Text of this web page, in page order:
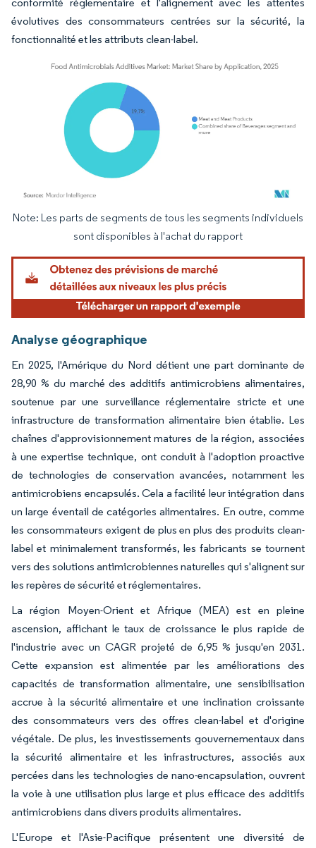
évolutives des consommateurs centrées sur la sécurité, la
fonctionnalité et les attributs clean-label.
Image © Mordor Intelligence. La réutilisation nécessite une attribution sous CC BY
Note: Les parts de segments de tous les segments individuels
sont disponibles à l'achat du rapport
Analyse géographique
En 2025, l'Amérique du Nord détient une part dominante de
28,90 % du marché des additifs antimicrobiens alimentaires,
soutenue par une surveillance réglementaire stricte et une
infrastructure de transformation alimentaire bien établie. Les
chaînes d'approvisionnement matures de la région, associées
à une expertise technique, ont conduit à l'adoption proactive
de technologies de conservation avancées, notamment les
antimicrobiens encapsulés. Cela a facilité leur intégration dans
un large éventail de catégories alimentaires. En outre, comme
les consommateurs exigent de plus en plus des produits clean-
label et minimalement transformés, les fabricants se tournent
vers des solutions antimicrobiennes naturelles qui s'alignent sur
les repères de sécurité et réglementaires.
La région Moyen-Orient et Afrique (MEA) est en pleine
ascension, affichant le taux de croissance le plus rapide de
l'industrie avec un CAGR projeté de 6,95 % jusqu'en 2031.
Cette expansion est alimentée par les améliorations des
capacités de transformation alimentaire, une sensibilisation
accrue à la sécurité alimentaire et une inclination croissante
des consommateurs vers des offres clean-label et d'origine
végétale. De plus, les investissements gouvernementaux dans
la sécurité alimentaire et les infrastructures, associés aux
percées dans les technologies de nano-encapsulation, ouvrent
la voie à une utilisation plus large et plus efficace des additifs
antimicrobiens dans divers produits alimentaires.
L'Europe et l'Asie-Pacifique présentent une diversité de